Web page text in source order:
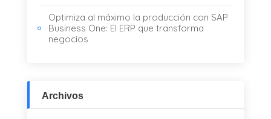
Optimiza al máximo la producción con SAP
Business One: El ERP que transforma
negocios
Archivos